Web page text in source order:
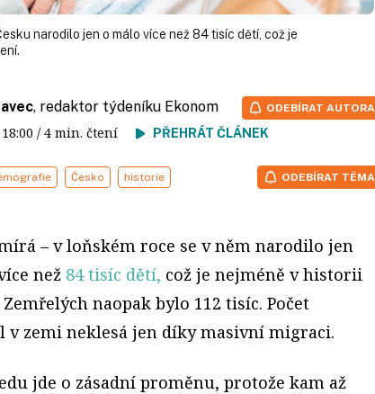
narodilo jen o málo více než 84 tisíc dětí, což je
, redaktor týdeníku Ekonom
18:00 / 4 min. čtení PŘEHRÁT ČLÁNEK
ODEBÍRAT AUTORA
Česko historie ODEBÍRAT TÉMA
– v loňském roce se v něm narodilo jen
než 84 tisíc dětí, což je nejméně v historii
naopak bylo 112 tisíc. Počet
v zemi neklesá jen díky masivní migraci.
jde o zásadní proměnu, protože kam až